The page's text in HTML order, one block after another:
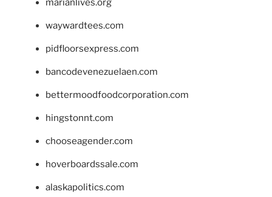
marianlives.org
waywardtees.com
pidfloorsexpress.com
bancodevenezuelaen.com
bettermoodfoodcorporation.com
hingstonnt.com
chooseagender.com
hoverboardssale.com
alaskapolitics.com